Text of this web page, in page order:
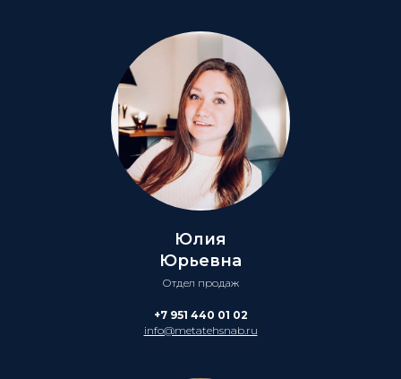
Юлия
Юрьевна
Отдел продаж
+7 951 440 01 02
info@metatehsnab.ru